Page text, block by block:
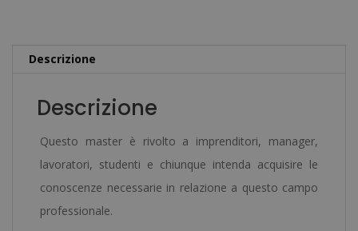
Diploma
Notaio
Europeo
e
:
Descrizione
Descrizione
Questo master è rivolto a imprenditori, manager,
lavoratori, studenti e chiunque intenda acquisire le
conoscenze necessarie in relazione a questo campo
professionale.